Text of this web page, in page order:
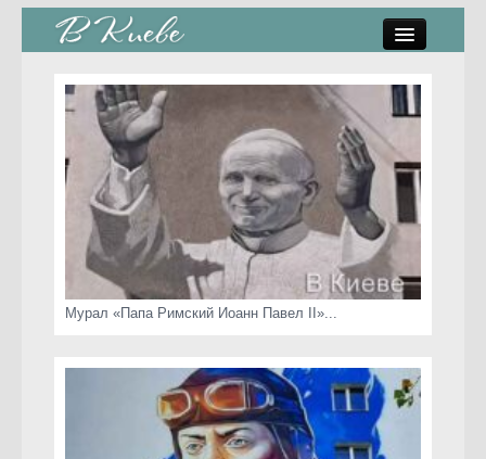
стрит-арт
коты Киева
скамейки
часы Киева
Мурал «Папа Римский Иоанн Павел II»...